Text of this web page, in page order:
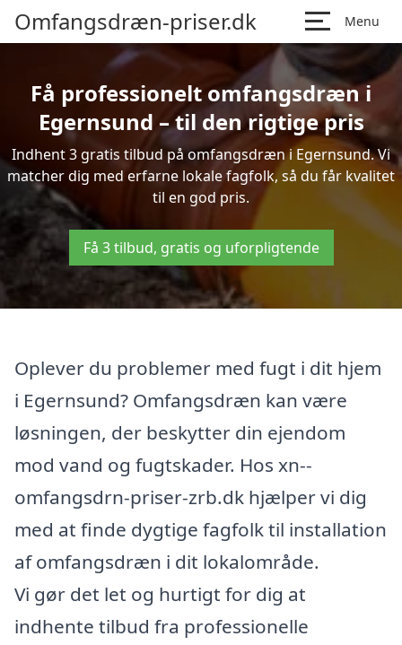
Omfangsdræn-priser.dk Menu
Få professionelt omfangsdræn i
Egernsund – til den rigtige pris
Indhent 3 gratis tilbud på omfangsdræn i Egernsund. Vi
matcher dig med erfarne lokale fagfolk, så du får kvalitet
til en god pris.
Få 3 tilbud, gratis og uforpligtende
Oplever du problemer med fugt i dit hjem
i Egernsund? Omfangsdræn kan være
løsningen, der beskytter din ejendom
mod vand og fugtskader. Hos xn--
omfangsdrn-priser-zrb.dk hjælper vi dig
med at finde dygtige fagfolk til installation
af omfangsdræn i dit lokalområde.
Vi gør det let og hurtigt for dig at
indhente tilbud fra professionelle